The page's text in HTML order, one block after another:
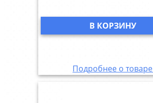
В КОРЗИНУ
Подробнее о товаре